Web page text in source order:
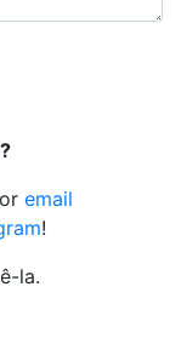
email
!
la.